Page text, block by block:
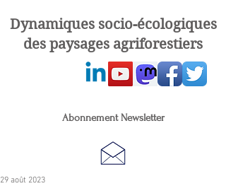
Dynamiques socio-écologiques
des paysages agriforestiers
Abonnement Newsletter
29 août 2023